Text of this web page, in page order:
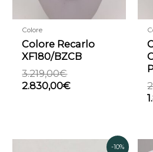
Colore
Colore Recarlo
XF180/BZCB
3.219,00€
2.830,00€
-10%